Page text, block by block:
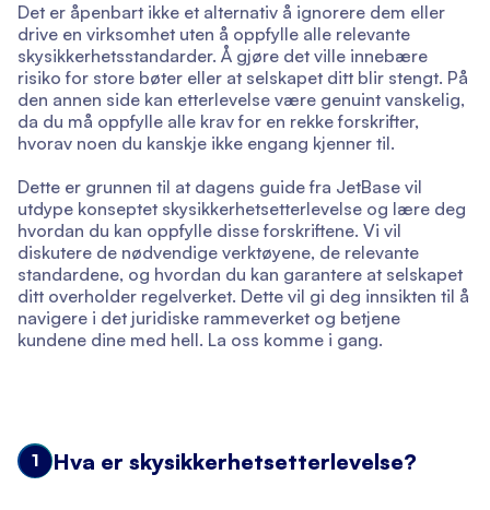
Det er åpenbart ikke et alternativ å ignorere dem eller
drive en virksomhet uten å oppfylle alle relevante
skysikkerhetsstandarder. Å gjøre det ville innebære
risiko for store bøter eller at selskapet ditt blir stengt. På
den annen side kan etterlevelse være genuint vanskelig,
da du må oppfylle alle krav for en rekke forskrifter,
hvorav noen du kanskje ikke engang kjenner til.
Dette er grunnen til at dagens guide fra JetBase vil
utdype konseptet skysikkerhetsetterlevelse og lære deg
hvordan du kan oppfylle disse forskriftene. Vi vil
diskutere de nødvendige verktøyene, de relevante
standardene, og hvordan du kan garantere at selskapet
ditt overholder regelverket. Dette vil gi deg innsikten til å
navigere i det juridiske rammeverket og betjene
kundene dine med hell. La oss komme i gang.
1 Hva er skysikkerhetsetterlevelse?